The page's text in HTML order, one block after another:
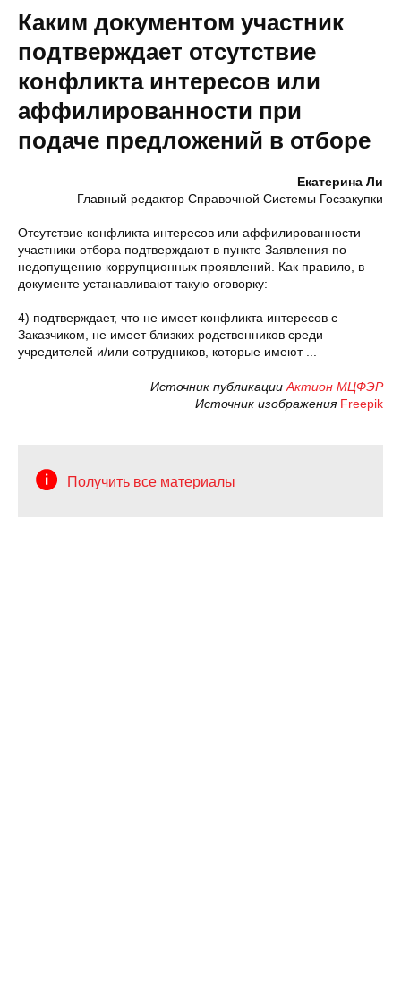
Каким документом участник
подтверждает отсутствие
конфликта интересов или
аффилированности при
подаче предложений в отборе
Екатерина Ли
Главный редактор Справочной Системы Госзакупки
Отсутствие конфликта интересов или аффилированности
участники отбора подтверждают в пункте Заявления по
недопущению коррупционных проявлений. Как правило, в
документе устанавливают такую оговорку:
4) подтверждает, что не имеет конфликта интересов с
Заказчиком, не имеет близких родственников среди
учредителей и/или сотрудников, которые имеют ...
Источник публикацииАктион МЦФЭР
Источник изображения Freepik
Получить все материалы